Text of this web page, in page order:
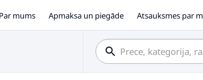
Par mums Apmaksa un piegāde Atsauksmes par